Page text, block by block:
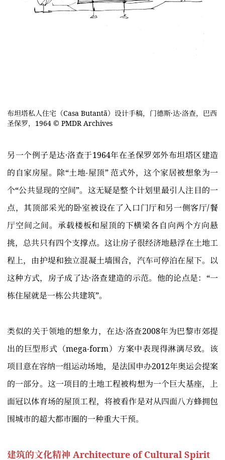
布坦塔私人住宅（Casa Butantã）设计手稿，门德斯·达·洛查，巴西
圣保罗，1964 © PMDR Archives
另一个例子是达·洛查于1964年在圣保罗郊外布坦塔区建造
的自家房屋。除“土地-屋顶” 范式外，这个家居被想象为一
个“公共显现的空间”。这无疑是整个计划里最引人注目的一
点，其顶部采光的卧室被设在了入口门厅和另一侧客厅/餐
厅空间之间。承载楼板和屋顶的下横梁各自向两个方向悬
挑，总共只有四个支撑点。这让房子很经济地悬浮在土地工
程上，由护堤和独立混凝土墙围合，汽车可停泊在屋下。以
这种方式，房子成了达·洛查建造的示范。他的论点是：“一
栋住屋就是一栋公共建筑”。
类似的关于领地的想象力，在达·洛查2008年为巴黎市郊提
出的巨型形式（mega-form）方案中表现得淋漓尽致。该
项目意在容纳一组运动场地，是法国申办2012年奥运会提案
的一部分。这一项目的土地工程被构想为一个巨大基座，上
面冠以体育场的屋顶工程，将被看作是对从四面八方蜂拥包
围城市的超大都市圈的一种重大干预。
建筑的文化精神 Architecture of Cultural Spirit